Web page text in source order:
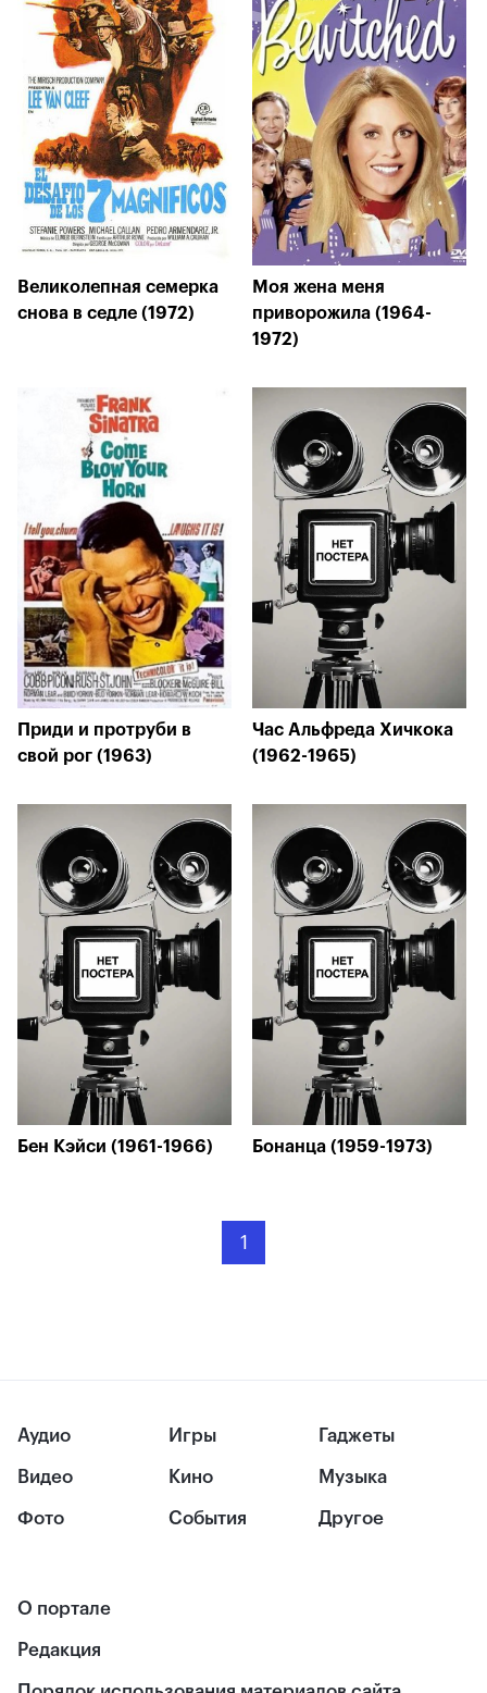
Великолепная семерка
снова в седле (1972)
Моя жена меня
приворожила (1964-
1972)
Приди и протруби в
свой рог (1963)
Час Альфреда Хичкока
(1962-1965)
Бен Кэйси (1961-1966) Бонанца (1959-1973)
1
Аудио
Видео
Фото
Игры
Кино
События
Гаджеты
Музыка
Другое
О портале
Редакция